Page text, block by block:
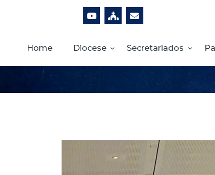
Home Diocese Secretariados